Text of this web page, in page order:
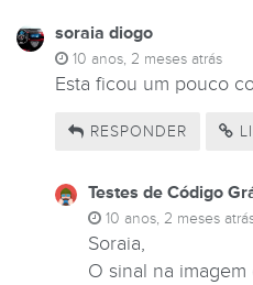
soraia diogo
10 anos, 2 meses atrás
Esta ficou um pouco
RESPONDER
Testes de Código
10 anos, 2 meses
Soraia,
O sinal na imagem